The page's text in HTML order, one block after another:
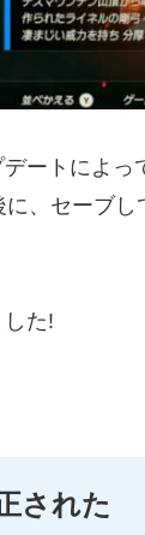
ートによっ
、セーブ
た!
された